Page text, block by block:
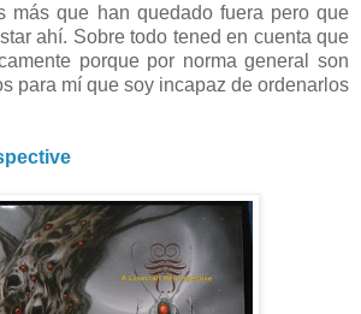
más que han quedado fuera pero que
ahí. Sobre todo tened en cuenta que
porque por norma general son
para mí que soy incapaz de ordenarlos